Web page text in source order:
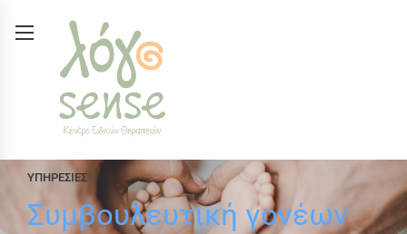
ΥΠΗΡΕΣΙΕΣ
Συμβουλευτική γονέων